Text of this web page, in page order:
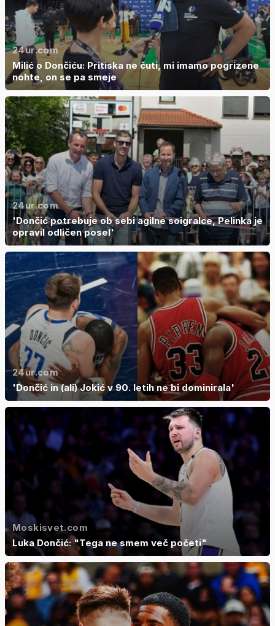
24ur.com
Milić o Dončiću: Pritiska ne čuti, mi imamo pogrizene
nohte, on se pa smeje
24ur.com
'Dončić potrebuje ob sebi agilne soigralce, Pelinka je
opravil odličen posel'
24ur.com
'Dončić in (ali) Jokić v 90. letih ne bi dominirala'
Moskisvet.com
Luka Dončić: "Tega ne smem več početi"